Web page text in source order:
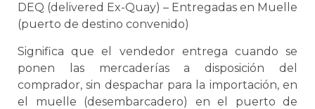
DEQ (delivered Ex-Quay) – Entregadas en Muelle
(puerto de destino convenido)
Significa que el vendedor entrega cuando se
ponen las mercaderías a disposición del
comprador, sin despachar para la importación, en
el muelle (desembarcadero) en el puerto de